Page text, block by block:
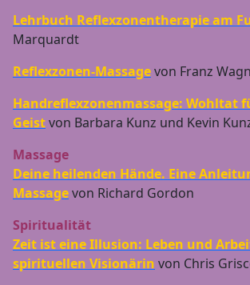
Lehrbuch Reflexzonentherapie am
Marquardt
Reflexzonen-Massagevon Franz
Handreflexzonenmassage: Wohltat
Geistvon Barbara Kunz und Kevin
Massage
Deine heilenden Hände. Eine
Massagevon Richard Gordon
Spiritualität
Zeit ist eine Illusion: Leben und
spirituellen Visionärin von Chris